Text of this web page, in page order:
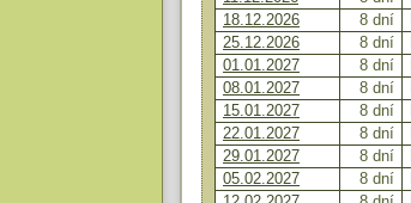
18.12.2026
8 dní
25.12.2026
8 dní
01.01.2027
8 dní
08.01.2027
8 dní
15.01.2027
8 dní
22.01.2027
8 dní
29.01.2027
8 dní
05.02.2027
8 dní